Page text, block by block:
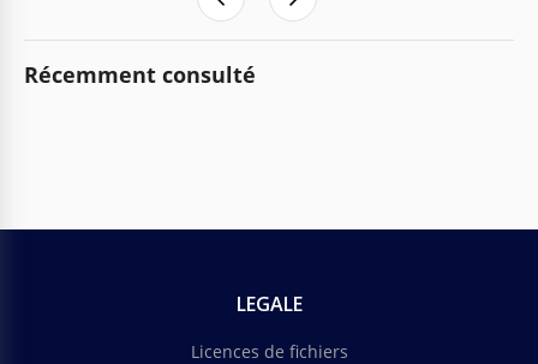
Récemment consulté
LEGALE
Licences de fichiers